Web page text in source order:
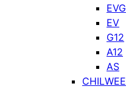
EVG
EV
G12
A12
AS
CHILWEE